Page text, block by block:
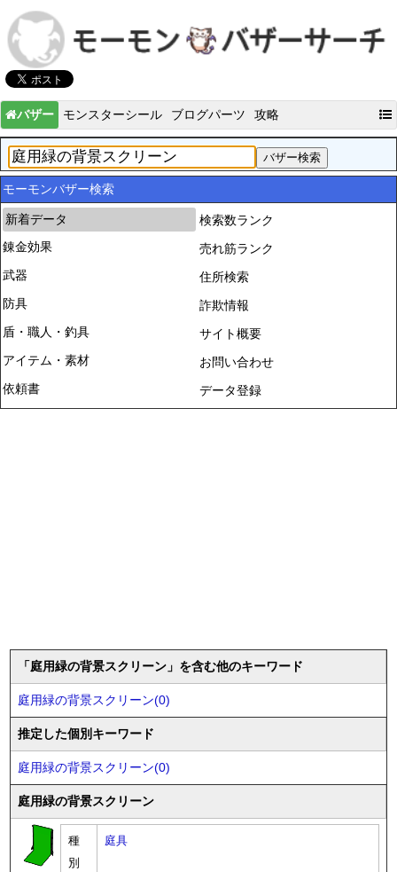
バザー モンスターシール ブログパーツ 攻略
モーモンバザー検索
新着データ
錬金効果
武器
防具
盾・職人・釣具
アイテム・素材
依頼書
検索数ランク
売れ筋ランク
住所検索
詐欺情報
サイト概要
お問い合わせ
データ登録
「庭用緑の背景スクリーン」を含む他のキーワード
庭用緑の背景スクリーン(0)
推定した個別キーワード
庭用緑の背景スクリーン(0)
庭用緑の背景スクリーン
種
別
庭具